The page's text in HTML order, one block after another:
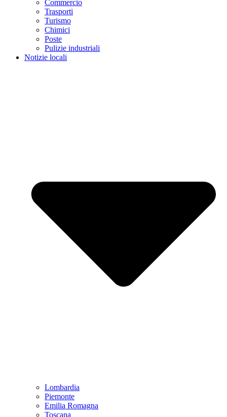
Commercio
Trasporti
Turismo
Chimici
Poste
Pulizie industriali
Notizie locali
Lombardia
Piemonte
Emilia Romagna
Toscana